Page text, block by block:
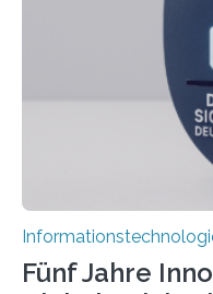
kognitiven Robotern
die mittels Sensoren
Informationen
Fünf Jahre